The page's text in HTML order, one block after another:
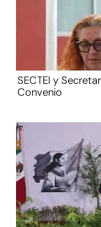
SECTEI y
Convenio